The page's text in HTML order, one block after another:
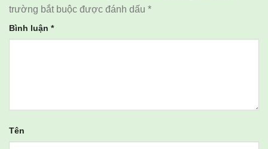
trường bắt buộc được đánh dấu *
Bình luận *
Tên